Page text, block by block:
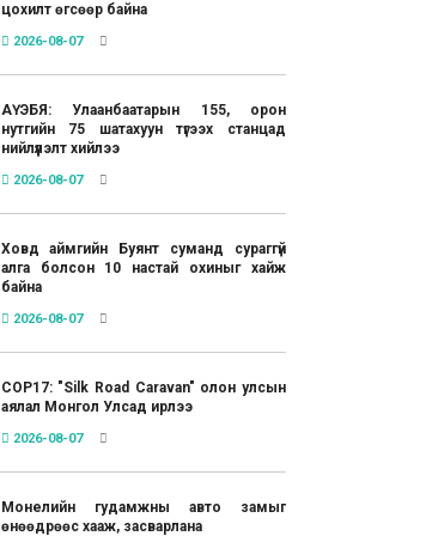
цохилт өгсөөр байна
2026-08-07
АҮЭБЯ: Улаанбаатарын 155, орон
нутгийн 75 шатахуун түгээх станцад
нийлүүлэлт хийлээ
2026-08-07
Ховд аймгийн Буянт суманд сураггүй
алга болсон 10 настай охиныг хайж
байна
2026-08-07
COP17: "Silk Road Caravan" олон улсын
аялал Монгол Улсад ирлээ
2026-08-07
Монелийн гудамжны авто замыг
өнөөдрөөс хааж, засварлана